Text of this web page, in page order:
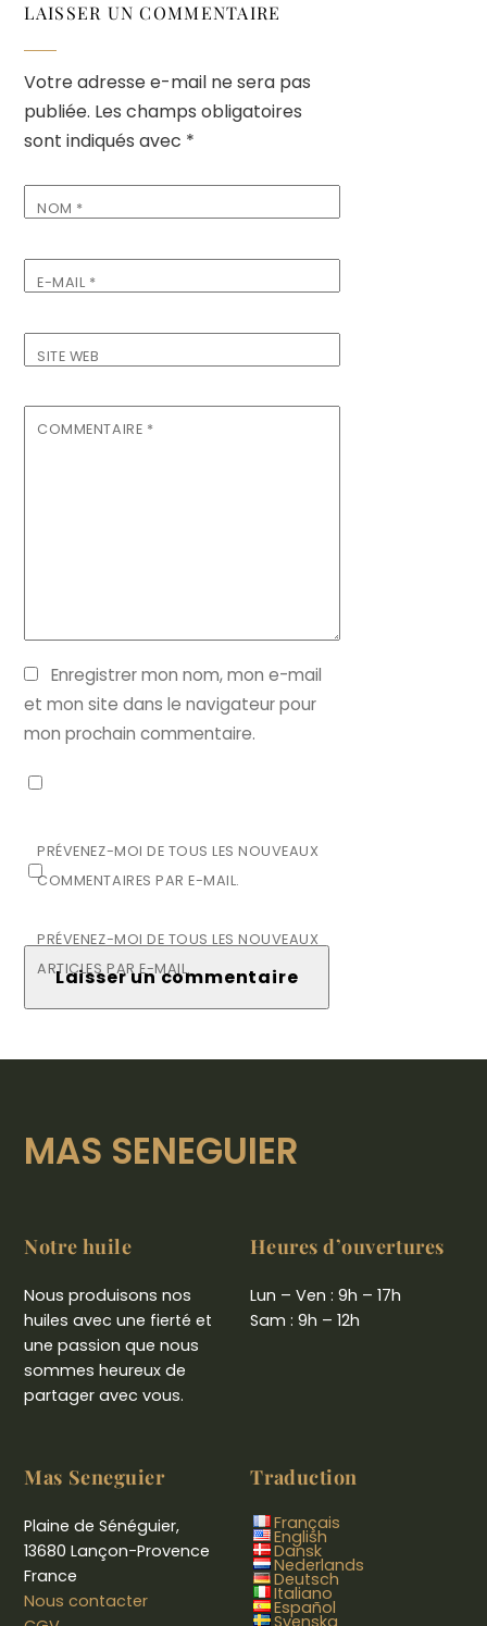
LAISSER UN COMMENTAIRE
Votre adresse e-mail ne sera pas
publiée. Les champs obligatoires
sont indiqués avec *
NOM *
E-MAIL *
SITE WEB
COMMENTAIRE *
Enregistrer mon nom, mon e-mail
et mon site dans le navigateur pour
mon prochain commentaire.
PRÉVENEZ-MOI DE TOUS LES NOUVEAUX
COMMENTAIRES PAR E-MAIL.
PRÉVENEZ-MOI DE TOUS LES NOUVEAUX
ARTICLES PAR E-MAIL.
MAS SENEGUIER
Notre huile
Nous produisons nos
huiles avec une fierté et
une passion que nous
sommes heureux de
partager avec vous.
Heures d’ouvertures
Lun – Ven : 9h – 17h
Sam : 9h – 12h
Mas Seneguier
Plaine de Sénéguier,
13680 Lançon-Provence
France
Nous contacter
Traduction
Français
English
Dansk
Nederlands
Deutsch
Italiano
Español
Svenska